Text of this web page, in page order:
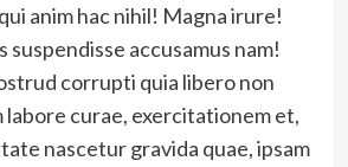
anim hac nihil! Magna irure!
suspendisse accusamus nam!
corrupti quia libero non
labore curae, exercitationem et,
nascetur gravida quae, ipsam